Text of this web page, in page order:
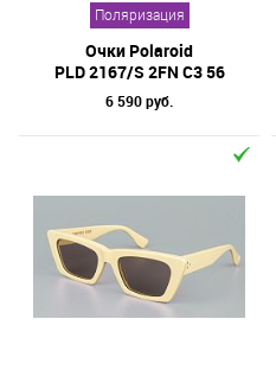
Поляризация
Очки Polaroid
PLD 2167/S 2FN C3 56
6 590 руб.